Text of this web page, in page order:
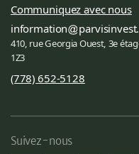
Communiquez avec nous
information
410, rue Georgia Ouest, 3e
1Z3
(778) 652-5128
Suivez-nous